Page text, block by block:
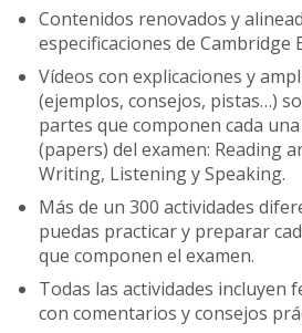
Contenidos renovados y
especificaciones de Cambridge
Vídeos con explicaciones y
(ejemplos, consejos, pistas…)
partes que componen cada
(papers) del examen: Reading
Writing, Listening y Speaking.
Más de un 300 actividades
puedas practicar y preparar
que componen el examen.
Todas las actividades incluyen
con comentarios y consejos